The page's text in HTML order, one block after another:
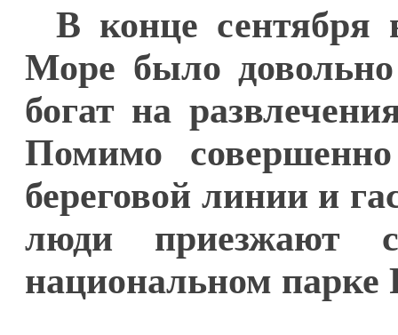
В конце сентября
Море было
богат на
Помимо
береговой линии и
люди приезжают
национальном парке